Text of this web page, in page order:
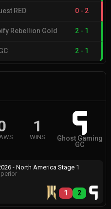
RED 0 - 2
Rebellion Gold 2 - 1
2 - 1
1
WINS
Ghost Gaming
GC
- North America Stage 1
1 2